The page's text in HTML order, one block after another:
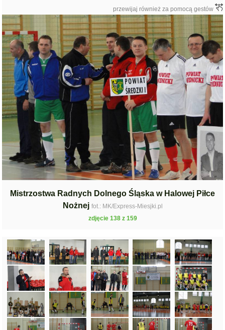
przewijaj również za pomocą gestów
Mistrzostwa Radnych Dolnego Śląska w Halowej Piłce
Nożnej fot.: MK/Express-Miesjki.pl
zdjęcie 138 z 159